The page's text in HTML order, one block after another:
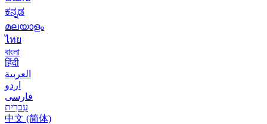
ಕನ್ನಡ
മലയാളം
ไทย
বাংলা
हिंदी
العربية
اردو
فارسی
עִברִית
中文 (简体)